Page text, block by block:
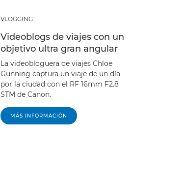
VLOGGING
Videoblogs de viajes con un
objetivo ultra gran angular
La videobloguera de viajes Chloe
Gunning captura un viaje de un día
por la ciudad con el RF 16mm F2.8
STM de Canon.
MÁS INFORMACIÓN